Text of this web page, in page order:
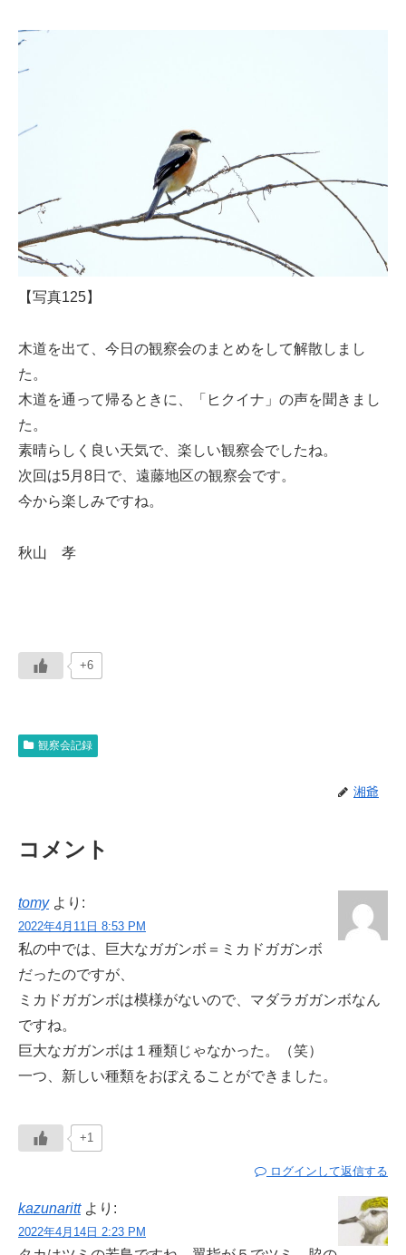
【写真125】
木道を出て、今日の観察会のまとめをして解散しまし
た。
木道を通って帰るときに、「ヒクイナ」の声を聞きまし
た。
素晴らしく良い天気で、楽しい観察会でしたね。
次回は5月8日で、遠藤地区の観察会です。
今から楽しみですね。
秋山 孝
+6
観察会記録
湘爺
コメント
tomy より:
2022年4月11日 8:53 PM
私の中では、巨大なガガンボ＝ミカドガガンボ
だったのですが、
ミカドガガンボは模様がないので、マダラガガンボなん
ですね。
巨大なガガンボは１種類じゃなかった。（笑）
一つ、新しい種類をおぼえることができました。
+1
ログインして返信する
kazunaritt より:
2022年4月14日 2:23 PM